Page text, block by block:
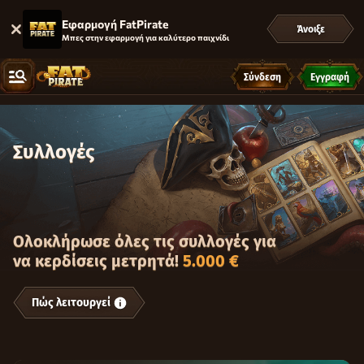
Εφαρμογή FatPirate
Μπες στην εφαρμογή για καλύτερο παιχνίδι
Άνοιξε
Σύνδεση Εγγραφή
Συλλογές
Ολοκλήρωσε όλες τις συλλογές για
να κερδίσεις μετρητά! 5.000 €
Πώς λειτουργεί